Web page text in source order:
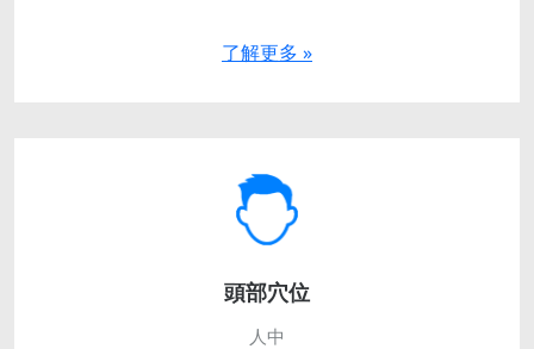
了解更多 »
頭部穴位
人中